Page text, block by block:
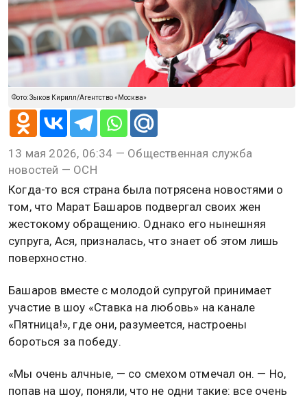
Фото: Зыков Кирилл/Агентство «Москва»
13 мая 2026, 06:34 — Общественная служба
новостей — ОСН
Когда-то вся страна была потрясена новостями о
том, что Марат Башаров подвергал своих жен
жестокому обращению. Однако его нынешняя
супруга, Ася, призналась, что знает об этом лишь
поверхностно.
Башаров вместе с молодой супругой принимает
участие в шоу «Ставка на любовь» на канале
«Пятница!», где они, разумеется, настроены
бороться за победу.
«Мы очень алчные, — со смехом отмечал он. — Но,
попав на шоу, поняли, что не одни такие: все очень